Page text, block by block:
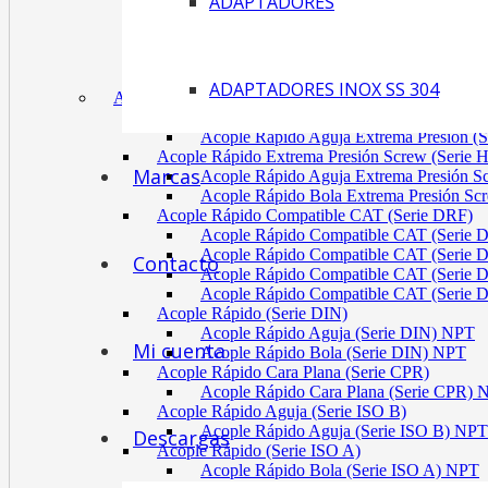
ADAPTADORES INOX SS 304
Marcas
Contacto
Mi cuenta
Descargas
ACÓPLES RÁPIDOS
Acople Rápido Aguja Extrema Presión
Acople Rápido Extrema Presión Screw (Serie
Acople Rápido Aguja Extrema Presión
Acople Rápido Bola Extrema Presión
Acople Rápido Compatible CAT (Serie DRF)
Acople Rápido Compatible CAT (Serie
Acople Rápido Compatible CAT (Serie
Acople Rápido Compatible CAT (Serie
Acople Rápido Compatible CAT (Serie
Acople Rápido (Serie DIN)
Acople Rápido Aguja (Serie DIN) NPT
Acople Rápido Bola (Serie DIN) NPT
Acople Rápido Cara Plana (Serie CPR)
Acople Rápido Cara Plana (Serie CPR)
Acople Rápido Aguja (Serie ISO B)
Acople Rápido Aguja (Serie ISO B) NPT
Acople Rápido (Serie ISO A)
Acople Rápido Bola (Serie ISO A) NPT